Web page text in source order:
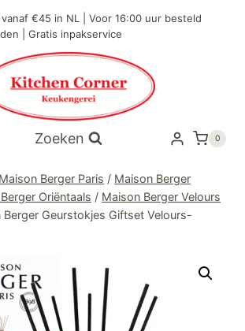
€45 in NL | Voor 16:00 uur besteld
| Gratis inpakservice
Zoeken 0
Maison Berger Paris / Maison Berger
Oriëntaals / Maison Berger Velours
Berger Geurstokjes Giftset Velours-